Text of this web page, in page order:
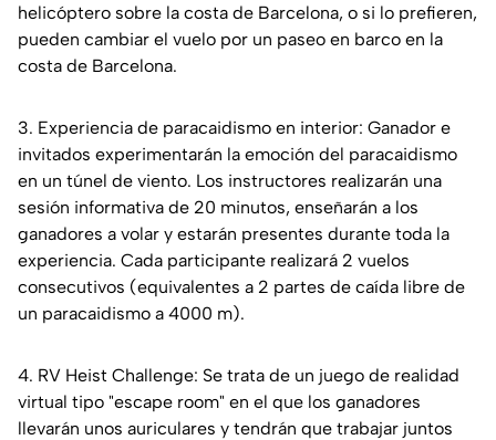
helicóptero sobre la costa de Barcelona, o si lo prefieren,
pueden cambiar el vuelo por un paseo en barco en la
costa de Barcelona.
3. Experiencia de paracaidismo en interior: Ganador e
invitados experimentarán la emoción del paracaidismo
en un túnel de viento. Los instructores realizarán una
sesión informativa de 20 minutos, enseñarán a los
ganadores a volar y estarán presentes durante toda la
experiencia. Cada participante realizará 2 vuelos
consecutivos (equivalentes a 2 partes de caída libre de
un paracaidismo a 4000 m).
4. RV Heist Challenge: Se trata de un juego de realidad
virtual tipo "escape room" en el que los ganadores
llevarán unos auriculares y tendrán que trabajar juntos